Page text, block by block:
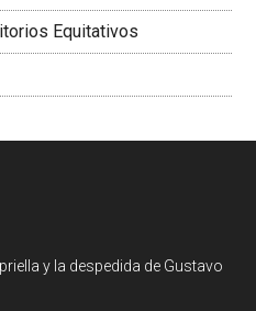
Equitativos
y la despedida de Gustavo